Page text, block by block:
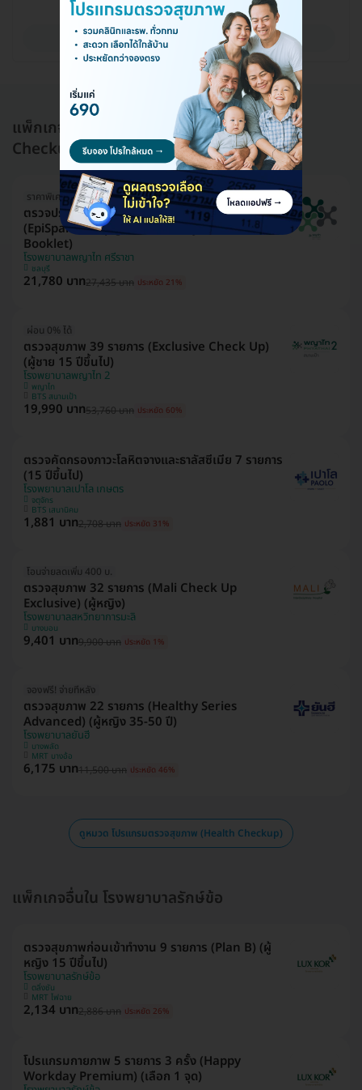
ดูรายละเอียด
แพ็กเกจอื่นใน โปรแกรมตรวจสุขภาพ (Health
Checkup)
ราคาพิเศษถึง 16 ส.ค. เท่านั้น
ตรวจประเมินอายุเซลล์และความเสื่อมของระบบอวัยวะ
(EpiSpan for Epigenetics 11 System with
Booklet)
โรงพยาบาลพญาไท ศรีราชา
ชลบุรี
21,780 บาท27,435 บาท ประหยัด 21%
ผ่อน 0% ได้
ตรวจสุขภาพ 39 รายการ (Exclusive Check Up)
(ผู้ชาย 15 ปีขึ้นไป)
โรงพยาบาลพญาไท 2
พญาไท
BTS สนามเป้า
19,990 บาท53,760 บาท ประหยัด 60%
ตรวจคัดกรองภาวะโลหิตจางและธาลัสซีเมีย 7 รายการ
(15 ปีขึ้นไป)
โรงพยาบาลเปาโล เกษตร
จตุจักร
BTS เสนานิคม
1,881 บาท2,708 บาท ประหยัด 31%
โอนจ่ายลดเพิ่ม 400 บ.
ตรวจสุขภาพ 32 รายการ (Mali Check Up
Exclusive) (ผู้หญิง)
โรงพยาบาลสหวิทยาการมะลิ
บางบอน
9,401 บาท9,900 บาท ประหยัด 1%
จองฟรี! จ่ายทีหลัง
ตรวจสุขภาพ 22 รายการ (Healthy Series
Advanced) (ผู้หญิง 35-50 ปี)
โรงพยาบาลยันฮี
บางพลัด
MRT บางอ้อ
6,175 บาท11,500 บาท ประหยัด 46%
ดูหมวด โปรแกรมตรวจสุขภาพ (Health Checkup)
แพ็กเกจอื่นใน โรงพยาบาลรักษ์ข้อ
ตรวจสุขภาพก่อนเข้าทำงาน 9 รายการ (Plan B) (ผู้
หญิง 15 ปีขึ้นไป)
โรงพยาบาลรักษ์ข้อ
ตลิ่งชัน
MRT ไฟฉาย
2,134 บาท2,886 บาท ประหยัด 26%
โปรแกรมกายภาพ 5 รายการ 3 ครั้ง (Happy
Workday Premium) (เลือก 1 จุด)